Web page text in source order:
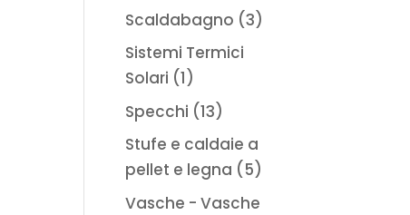
Scaldabagno (3)
Sistemi Termici
Solari (1)
Specchi (13)
Stufe e caldaie a
pellet e legna (5)
Vasche - Vasche